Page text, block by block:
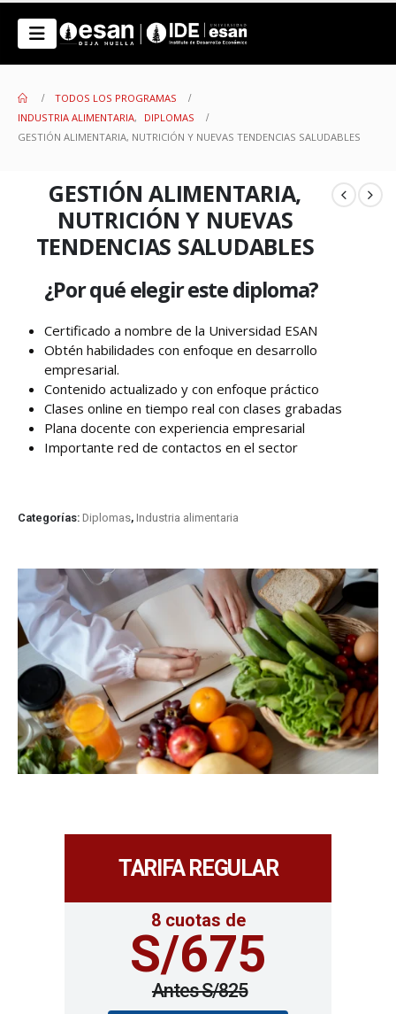
TODOS LOS PROGRAMAS
INDUSTRIA ALIMENTARIA,
DIPLOMAS
GESTIÓN ALIMENTARIA, NUTRICIÓN Y NUEVAS TENDENCIAS SALUDABLES
GESTIÓN ALIMENTARIA,
NUTRICIÓN Y NUEVAS
TENDENCIAS SALUDABLES
¿Por qué elegir este diploma?
Certificado a nombre de la Universidad ESAN
Obtén habilidades con enfoque en desarrollo
empresarial.
Contenido actualizado y con enfoque práctico
Clases online en tiempo real con clases grabadas
Plana docente con experiencia empresarial
Importante red de contactos en el sector
Categorías: Diplomas, Industria alimentaria
TARIFA REGULAR
8 cuotas de
S/675
Antes S/825